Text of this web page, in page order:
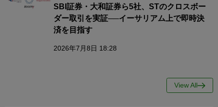
SBI証券・大和証券ら5社、STのクロスボー
ダー取引を実証──イーサリアム上で即時決
済を目指す
2026年7月8日 18:28
View All